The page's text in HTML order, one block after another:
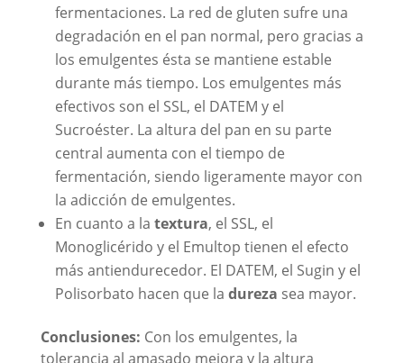
fermentaciones. La red de gluten sufre una
degradación en el pan normal, pero gracias a
los emulgentes ésta se mantiene estable
durante más tiempo. Los emulgentes más
efectivos son el SSL, el DATEM y el
Sucroéster. La altura del pan en su parte
central aumenta con el tiempo de
fermentación, siendo ligeramente mayor con
la adicción de emulgentes.
En cuanto a la textura, el SSL, el
Monoglicérido y el Emultop tienen el efecto
más antiendurecedor. El DATEM, el Sugin y el
Polisorbato hacen que la dureza sea mayor.
Conclusiones: Con los emulgentes, la
tolerancia al amasado mejora y la altura